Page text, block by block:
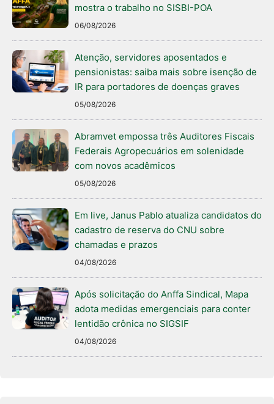
mostra o trabalho no SISBI-POA
06/08/2026
Atenção, servidores aposentados e
pensionistas: saiba mais sobre isenção de
IR para portadores de doenças graves
05/08/2026
Abramvet empossa três Auditores Fiscais
Federais Agropecuários em solenidade
com novos acadêmicos
05/08/2026
Em live, Janus Pablo atualiza candidatos do
cadastro de reserva do CNU sobre
chamadas e prazos
04/08/2026
Após solicitação do Anffa Sindical, Mapa
adota medidas emergenciais para conter
lentidão crônica no SIGSIF
04/08/2026